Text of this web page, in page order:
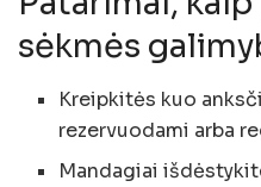
sėkmės
Kreipkitės kuo
rezervuodami arba
Mandagiai